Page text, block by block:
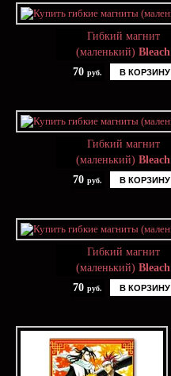
Гибкий магнит
(маленький) Bleach
70 руб. В КОРЗИНУ
Гибкий магнит
(маленький) Bleach
70 руб. В КОРЗИНУ
Гибкий магнит
(маленький) Bleach
70 руб. В КОРЗИНУ